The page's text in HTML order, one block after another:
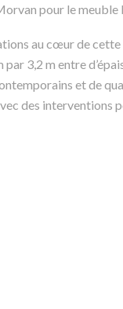
pour le
au cœur de
3,2 m entre
et de
des interventions